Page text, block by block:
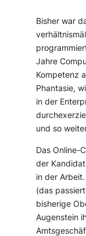
Bisher war
Jahre
Kompetenz
Phantasie,
in der
und so
Das Online-
der
in der
(das
bisherige
Augenstein